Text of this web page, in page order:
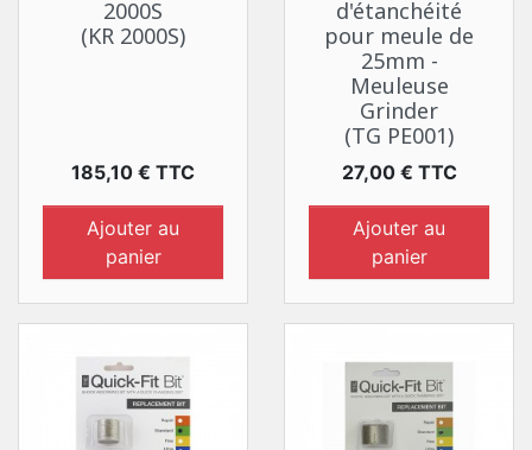
2000S
(KR 2000S)
Prix
185,10 € TTC
Ajouter au
panier
d'étanchéité
pour meule de
25mm -
Meuleuse
Grinder
(TG PE001)
Prix
27,00 € TTC
Ajouter au
panier